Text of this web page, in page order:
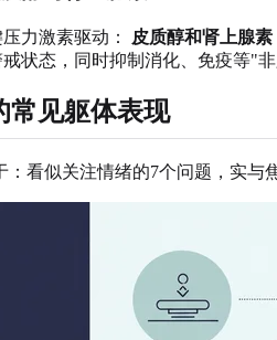
力激素驱动： 皮质醇和肾上腺素
状态，同时抑制消化、免疫等"
常见躯体表现
：看似关注情绪的7个问题，实